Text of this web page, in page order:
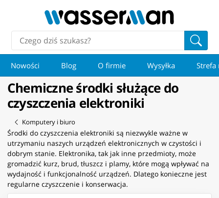
Nowości Blog O firmie Wysyłka Strefa
Chemiczne środki służące do
czyszczenia elektroniki
Komputery i biuro
Środki do czyszczenia elektroniki są niezwykle ważne w
utrzymaniu naszych urządzeń elektronicznych w czystości i
dobrym stanie. Elektronika, tak jak inne przedmioty, może
gromadzić kurz, brud, tłuszcz i plamy, które mogą wpływać na
wydajność i funkcjonalność urządzeń. Dlatego konieczne jest
regularne czyszczenie i konserwacja.